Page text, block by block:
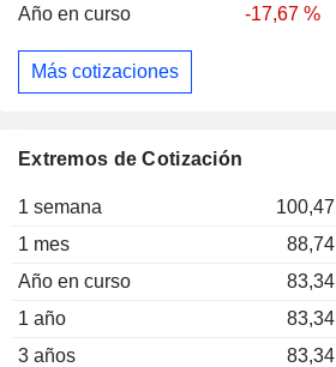
Año en curso
-17,67 %
Más cotizaciones
Extremos de Cotización
1 semana 100,47
1 mes
88,74
Año en curso
83,34
1 año
83,34
3 años
83,34